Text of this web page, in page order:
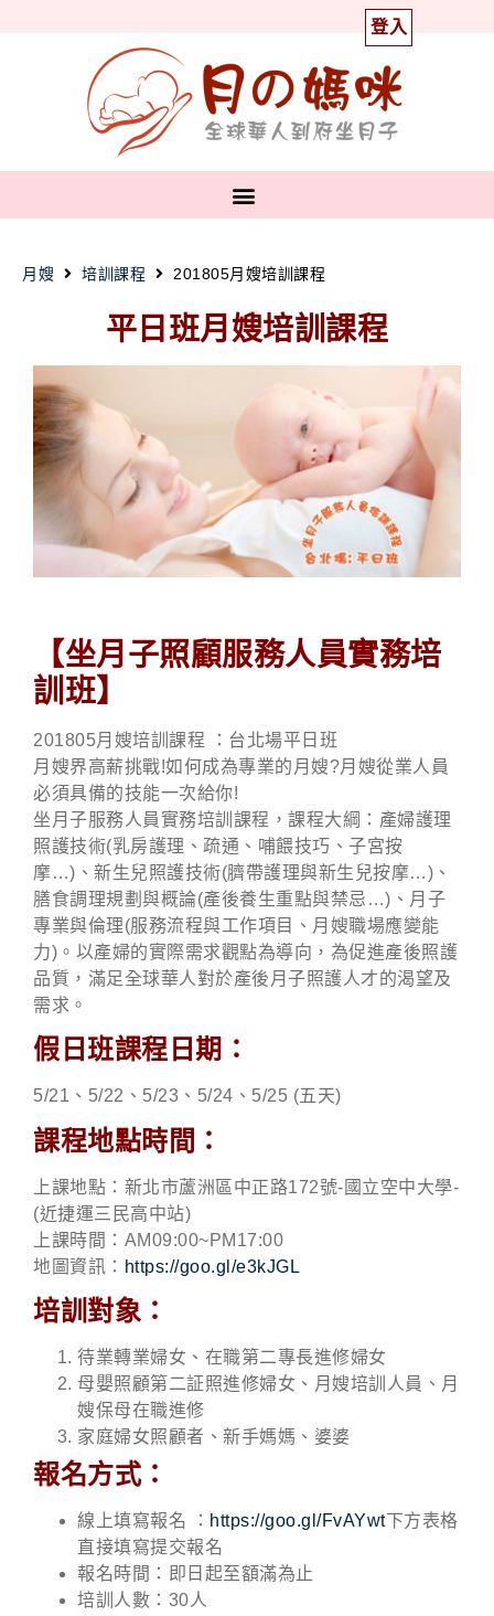
登入
月嫂 培訓課程 201805月嫂培訓課程
平日班月嫂培訓課程
【坐月子照顧服務人員實務培
訓班】
201805月嫂培訓課程 ：台北場平日班
月嫂界高薪挑戰!如何成為專業的月嫂?月嫂從業人員
必須具備的技能一次給你!
坐月子服務人員實務培訓課程，課程大綱：產婦護理
照護技術(乳房護理、疏通、哺餵技巧、子宮按
摩…)、新生兒照護技術(臍帶護理與新生兒按摩…)、
膳食調理規劃與概論(產後養生重點與禁忌…)、月子
專業與倫理(服務流程與工作項目、月嫂職場應變能
力)。以產婦的實際需求觀點為導向，為促進產後照護
品質，滿足全球華人對於產後月子照護人才的渴望及
需求。
假日班課程日期：
5/21、5/22、5/23、5/24、5/25 (五天)
課程地點時間：
上課地點：新北市蘆洲區中正路172號-國立空中大學-
(近捷運三民高中站)
上課時間：AM09:00~PM17:00
地圖資訊： https://goo.gl/e3kJGL
培訓對象：
待業轉業婦女、在職第二專長進修婦女
母嬰照顧第二証照進修婦女、月嫂培訓人員、月
嫂保母在職進修
家庭婦女照顧者、新手媽媽、婆婆
報名方式：
線上填寫報名 ： https://goo.gl/FvAYwt下方表格
直接填寫提交報名
報名時間：即日起至額滿為止
培訓人數：30人